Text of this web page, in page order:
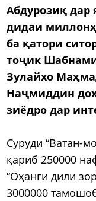
Абдурозиқ дар
дидаи
ба қатори
тоҷик
Зулайхо
Наҷмиддин
зиёдро дар
Суруди “Ватан-
қариб 250000
“Оҳанги дили
3000000